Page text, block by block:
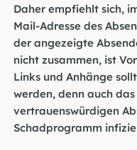
Daher empfiehlt sich,
Mail-Adresse des
der angezeigte
nicht zusammen, ist
Links und Anhänge
werden, denn auch
vertrauenswürdigen
Schadprogramm